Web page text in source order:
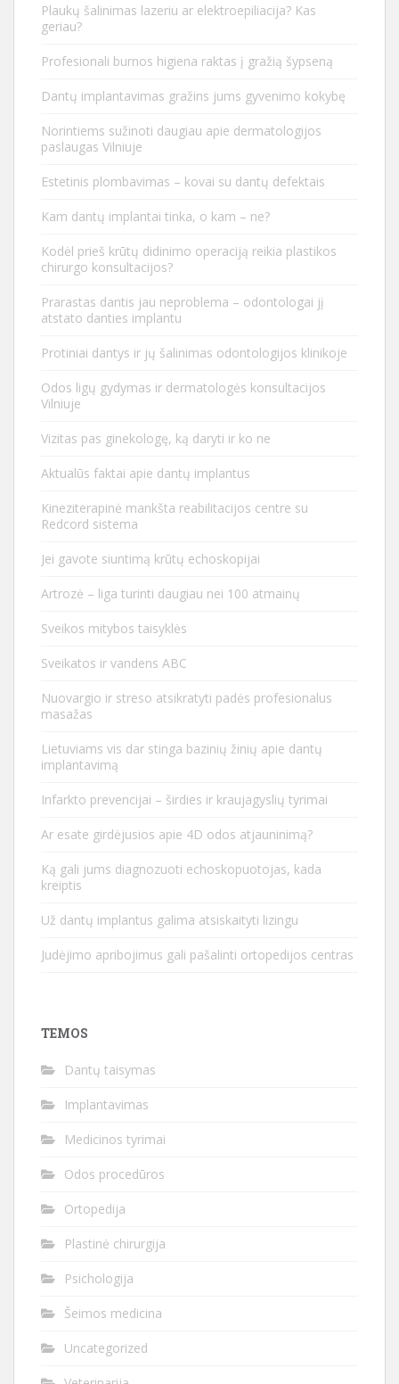
Plaukų šalinimas lazeriu ar elektroepiliacija? Kas
geriau?
Profesionali burnos higiena raktas į gražią šypseną
Dantų implantavimas gražins jums gyvenimo kokybę
Norintiems sužinoti daugiau apie dermatologijos
paslaugas Vilniuje
Estetinis plombavimas – kovai su dantų defektais
Kam dantų implantai tinka, o kam – ne?
Kodėl prieš krūtų didinimo operaciją reikia plastikos
chirurgo konsultacijos?
Prarastas dantis jau neproblema – odontologai jį
atstato danties implantu
Protiniai dantys ir jų šalinimas odontologijos klinikoje
Odos ligų gydymas ir dermatologės konsultacijos
Vilniuje
Vizitas pas ginekologę, ką daryti ir ko ne
Aktualūs faktai apie dantų implantus
Kineziterapinė mankšta reabilitacijos centre su
Redcord sistema
Jei gavote siuntimą krūtų echoskopijai
Artrozė – liga turinti daugiau nei 100 atmainų
Sveikos mitybos taisyklės
Sveikatos ir vandens ABC
Nuovargio ir streso atsikratyti padės profesionalus
masažas
Lietuviams vis dar stinga bazinių žinių apie dantų
implantavimą
Infarkto prevencijai – širdies ir kraujagyslių tyrimai
Ar esate girdėjusios apie 4D odos atjauninimą?
Ką gali jums diagnozuoti echoskopuotojas, kada
kreiptis
Už dantų implantus galima atsiskaityti lizingu
Judėjimo apribojimus gali pašalinti ortopedijos centras
TEMOS
Dantų taisymas
Implantavimas
Medicinos tyrimai
Odos procedūros
Ortopedija
Plastinė chirurgija
Psichologija
Šeimos medicina
Uncategorized